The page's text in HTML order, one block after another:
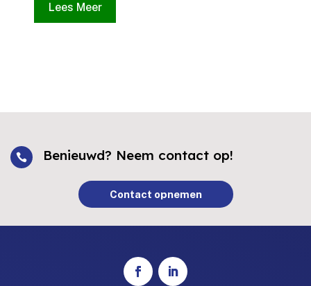
Lees Meer
 Benieuwd? Neem contact op!
Contact opnemen